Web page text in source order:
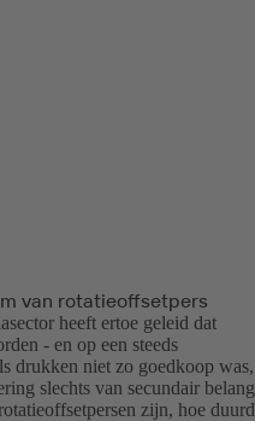
van rotatieoffsetpers
heeft ertoe geleid dat
- en op een steeds
drukken niet zo goedkoop was,
slechts van secundair belang
zijn, hoe